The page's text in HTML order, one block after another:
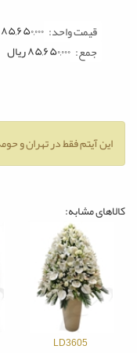
قیمت واحد: ۸۵,۶۵۰,۰۰۰
جمع: ۸۵,۶۵۰,۰۰۰ريال
این آیتم فقط در تهران و
کالاهای مشابه:
LD3605